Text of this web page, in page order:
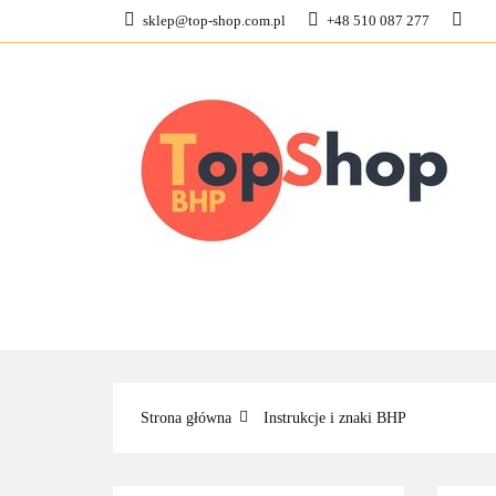
sklep@top-shop.com.pl +48 510 087 277
ODZIEŻ ROBOCZA
Strona główna Instrukcje i znaki BHP